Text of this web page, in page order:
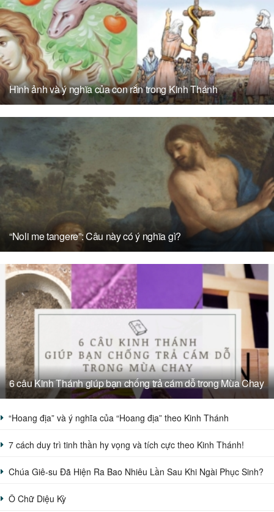
Hình ảnh và ý nghĩa của con rắn trong Kinh Thánh
“Noli me tangere”: Câu này có ý nghĩa gì?
6 câu Kinh Thánh giúp bạn chống trả cám dỗ trong Mùa Chay
“Hoang địa” và ý nghĩa của “Hoang địa” theo Kinh Thánh
7 cách duy trì tinh thần hy vọng và tích cực theo Kinh Thánh!
Chúa Giê-su Đã Hiện Ra Bao Nhiêu Lần Sau Khi Ngài Phục Sinh?
Ô Chữ Diệu Kỳ